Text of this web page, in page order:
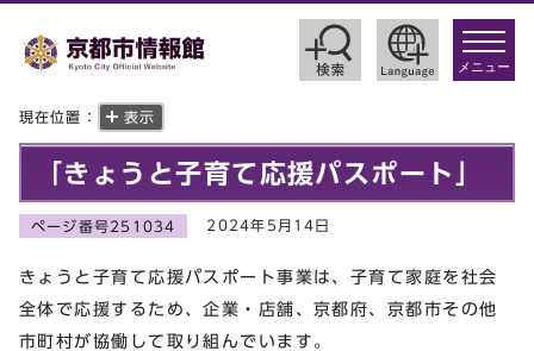
toggle
メニュー
現在位置： 表示
「きょうと子育て応援パスポート」
ページ番号251034 2024年5月14日
きょうと子育て応援パスポート事業は、子育て家庭を社会
全体で応援するため、企業・店舗、京都府、京都市その他
市町村が協働して取り組んでいます。